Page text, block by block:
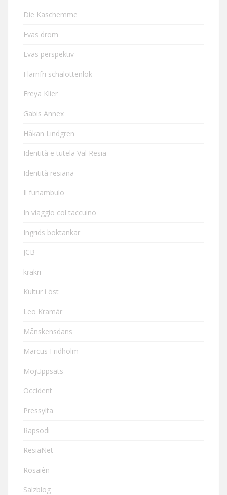
Die Kaschemme
Evas dröm
Evas perspektiv
Flarnfri schalottenlök
Freya Klier
Gabis Annex
Håkan Lindgren
Identità e tutela Val Resia
Identità resiana
Il funambulo
In viaggio col taccuino
Ingrids boktankar
JCB
krakri
Kultur i öst
Leo Kramár
Månskensdans
Marcus Fridholm
MojUppsats
Occident
Pressylta
Rapsodi
ResiaNet
Rosaièn
Salzblog